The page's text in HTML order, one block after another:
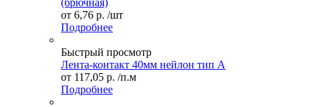
от 6,76 р. /шт
Подробнее
Быстрый просмотр
Лента-контакт 40мм нейлон тип А
от 117,05 р. /п.м
Подробнее